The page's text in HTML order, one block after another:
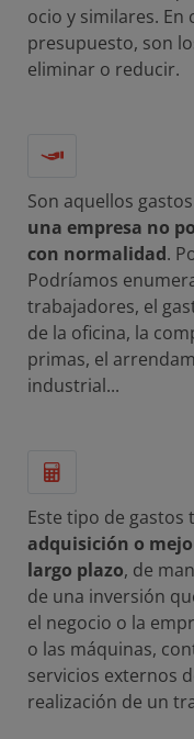
ocio y similares. En
presupuesto, son
eliminar o reducir.
Son aquellos gastos
una empresa no
con normalidad.
Podríamos
trabajadores, el
de la oficina, la
primas, el
industrial...
Este tipo de gastos
adquisición o
largo plazo, de
de una inversión
el negocio o la
o las máquinas,
servicios externos
realización de un